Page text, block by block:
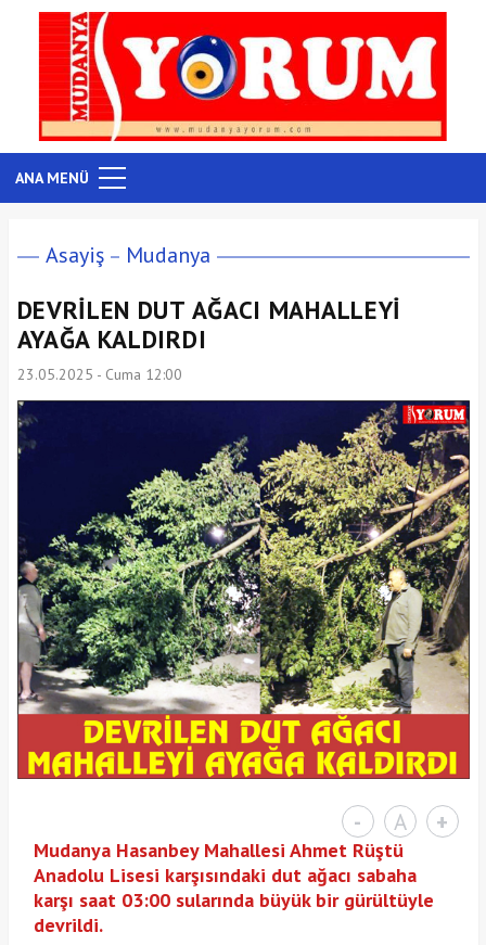
ANA MENÜ
Asayiş Mudanya
DEVRİLEN DUT AĞACI MAHALLEYİ
AYAĞA KALDIRDI
23.05.2025 - Cuma 12:00
- A +
Mudanya Hasanbey Mahallesi Ahmet Rüştü
Anadolu Lisesi karşısındaki dut ağacı sabaha
karşı saat 03:00 sularında büyük bir gürültüyle
devrildi.